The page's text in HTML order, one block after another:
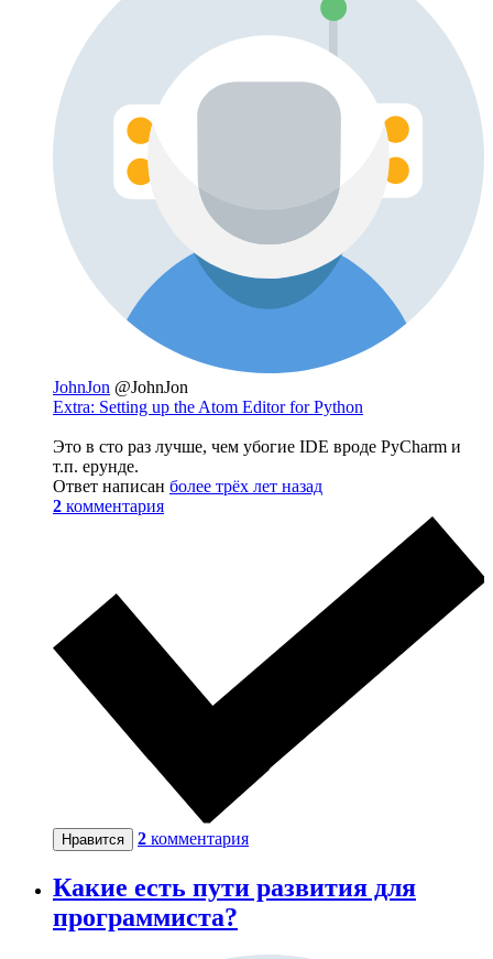
JohnJon @JohnJon
Extra: Setting up the Atom Editor for Python
Это в сто раз лучше, чем убогие IDE вроде PyCharm и
т.п. ерунде.
Ответ написан более трёх лет назад
2 комментария
Нравится 2 комментария
Какие есть пути развития для
программиста?